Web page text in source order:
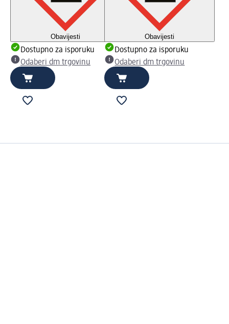
Obavijesti
Dostupno za isporuku
Odaberi dm trgovinu
Obavijesti
Dostupno za isporuku
Odaberi dm trgovinu